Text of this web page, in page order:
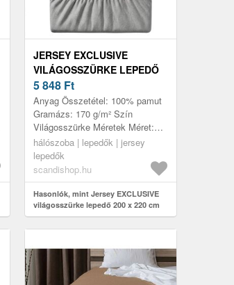
JERSEY EXCLUSIVE
VILÁGOSSZÜRKE LEPEDŐ
200 X 220 CM
5 848 Ft
Anyag Összetétel: 100% pamut
Gramázs: 170 g/m² Szín
Világosszürke Méretek Méret:
200 x 220 cm Jellemzők Pihe-
puha és tartós anyag hosszú
élettartam...
hálószoba | lepedők | jersey
lepedők
scandishop.hu
Hasonlók, mint Jersey EXCLUSIVE
világosszürke lepedő 200 x 220 cm